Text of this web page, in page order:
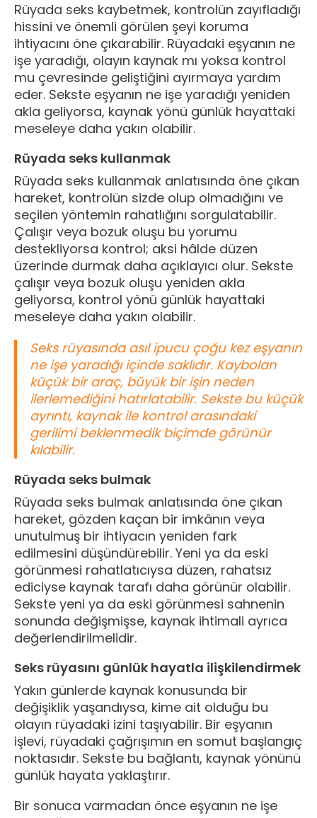
Rüyada seks kaybetmek, kontrolün zayıfladığı
hissini ve önemli görülen şeyi koruma
ihtiyacını öne çıkarabilir. Rüyadaki eşyanın ne
işe yaradığı, olayın kaynak mı yoksa kontrol
mu çevresinde geliştiğini ayırmaya yardım
eder. Sekste eşyanın ne işe yaradığı yeniden
akla geliyorsa, kaynak yönü günlük hayattaki
meseleye daha yakın olabilir.
Rüyada seks kullanmak
Rüyada seks kullanmak anlatısında öne çıkan
hareket, kontrolün sizde olup olmadığını ve
seçilen yöntemin rahatlığını sorgulatabilir.
Çalışır veya bozuk oluşu bu yorumu
destekliyorsa kontrol; aksi hâlde düzen
üzerinde durmak daha açıklayıcı olur. Sekste
çalışır veya bozuk oluşu yeniden akla
geliyorsa, kontrol yönü günlük hayattaki
meseleye daha yakın olabilir.
Seks rüyasında asıl ipucu çoğu kez eşyanın
ne işe yaradığı içinde saklıdır. Kaybolan
küçük bir araç, büyük bir işin neden
ilerlemediğini hatırlatabilir. Sekste bu küçük
ayrıntı, kaynak ile kontrol arasındaki
gerilimi beklenmedik biçimde görünür
kılabilir.
Rüyada seks bulmak
Rüyada seks bulmak anlatısında öne çıkan
hareket, gözden kaçan bir imkânın veya
unutulmuş bir ihtiyacın yeniden fark
edilmesini düşündürebilir. Yeni ya da eski
görünmesi rahatlatıcıysa düzen, rahatsız
ediciyse kaynak tarafı daha görünür olabilir.
Sekste yeni ya da eski görünmesi sahnenin
sonunda değişmişse, kaynak ihtimali ayrıca
değerlendirilmelidir.
Seks rüyasını günlük hayatla ilişkilendirmek
Yakın günlerde kaynak konusunda bir
değişiklik yaşandıysa, kime ait olduğu bu
olayın rüyadaki izini taşıyabilir. Bir eşyanın
işlevi, rüyadaki çağrışımın en somut başlangıç
noktasıdır. Sekste bu bağlantı, kaynak yönünü
günlük hayata yaklaştırır.
Bir sonuca varmadan önce eşyanın ne işe